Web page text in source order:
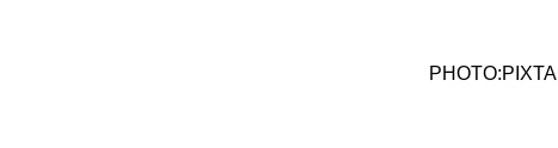
PHOTO:PIXTA